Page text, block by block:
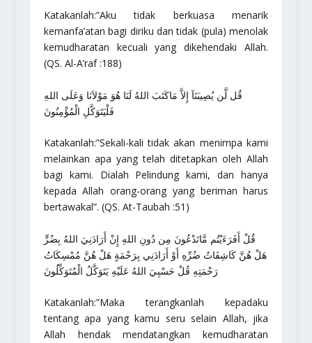
Katakanlah:”Aku tidak berkuasa menarik
kemanfa’atan bagi diriku dan tidak (pula) menolak
kemudharatan kecuali yang dikehendaki Allah.
(QS. Al-A’raf :188)
قُل لَّن يُصِيبَنَآ إِلاَّ مَاكَتَبَ اللهُ لَنَا هُوَ مَوْلاَنَا وَعَلَى اللهِ
فَلْيَتَوَكَّلِ الْمُؤْمِنُونَ
Katakanlah:”Sekali-kali tidak akan menimpa kami
melainkan apa yang telah ditetapkan oleh Allah
bagi kami. Dialah Pelindung kami, dan hanya
kepada Allah orang-orang yang beriman harus
bertawakal”. (QS. At-Taubah :51)
قُلْ أَفَرَءَيْتُم مَّاتَدْعُونَ مِن دُونِ اللهِ إِنْ أَرَادَنِيَ اللهُ بِضُرٍّ
هَلْ هُنَّ كَاشِفَاتُ ضُرِّهِ أَوْ أَرَادَنِي بِرَحْمَةٍ هَلْ هُنَّ مُمْسِكَاتُ
رَحْمَتِهِ قُلْ حَسْبِيَ اللهُ عَلَيْهِ يَتَوَكَّلُ الْمُتَوَكِّلُونَ
Katakanlah:”Maka terangkanlah kepadaku
tentang apa yang kamu seru selain Allah, jika
Allah hendak mendatangkan kemudharatan